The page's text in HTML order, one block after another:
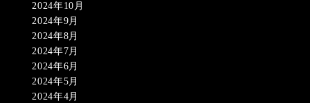
2024年10月
2024年9月
2024年8月
2024年7月
2024年6月
2024年5月
2024年4月